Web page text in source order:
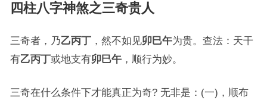
四柱八字神煞之三奇贵人
三奇者，乃乙丙丁，然不如见卯巳午为贵。查法：天干
有乙丙丁或地支有卯巳午，顺行为妙。
三奇在什么条件下才能真正为奇? 无非是：(一)，顺布